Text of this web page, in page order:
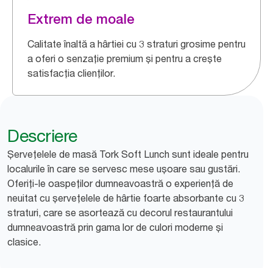
Extrem de moale
Calitate înaltă a hârtiei cu 3 straturi grosime pentru
a oferi o senzație premium și pentru a crește
satisfacția clienților.
Descriere
Șervețelele de masă Tork Soft Lunch sunt ideale pentru
localurile în care se servesc mese ușoare sau gustări.
Oferiți-le oaspeților dumneavoastră o experiență de
neuitat cu șervețelele de hârtie foarte absorbante cu 3
straturi, care se asortează cu decorul restaurantului
dumneavoastră prin gama lor de culori moderne și
clasice.